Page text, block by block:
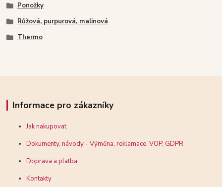
Ponožky
Růžová, purpurová, malinová
Thermo
Informace pro zákazníky
Jak nakupovat
Dokumenty, návody - Výměna, reklamace, VOP, GDPR
Doprava a platba
Kontakty